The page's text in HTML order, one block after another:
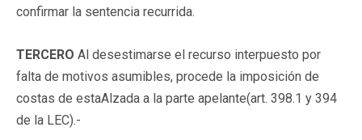
confirmar la sentencia recurrida.
TERCERO Al desestimarse el recurso interpuesto por
falta de motivos asumibles, procede la imposición de
costas de estaAlzada a la parte apelante(art. 398.1 y 394
de la LEC).-